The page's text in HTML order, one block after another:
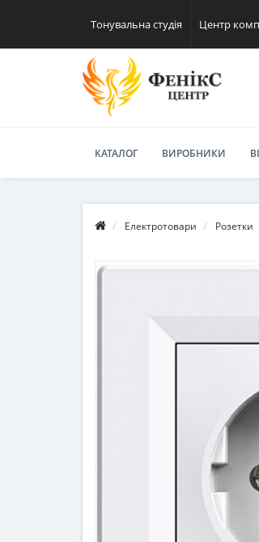
Тонувальна студія Центр
КАТАЛОГ ВИРОБНИКИ
Електротовари Розетки